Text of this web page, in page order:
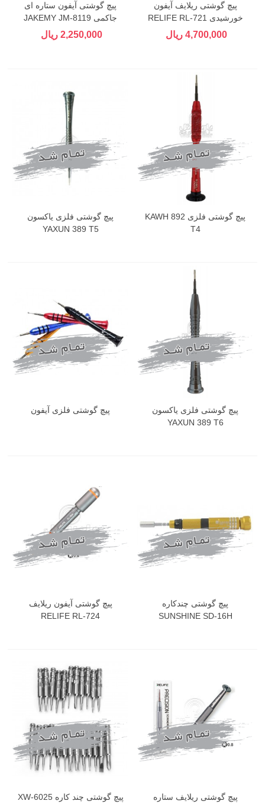
پیچ گوشتی ریلایف آیفون
خورشیدی RELIFE RL-721
P0.8
4,700,000 ریال
پیچ گوشتی آیفون ستاره ای
جاکمی JAKEMY JM-8119
2,250,000 ریال
پیچ گوشتی فلزی KAWH 892
T4
پیچ گوشتی فلزی یاکسون
YAXUN 389 T5
پیچ گوشتی فلزی یاکسون
YAXUN 389 T6
پیچ گوشتی فلزی آیفون
پیچ گوشتی چندکاره
SUNSHINE SD-16H
پیچ گوشتی آیفون ریلایف
RELIFE RL-724
پیچ گوشتی ریلایف ستاره
پیچ گوشتی چند کاره XW-6025